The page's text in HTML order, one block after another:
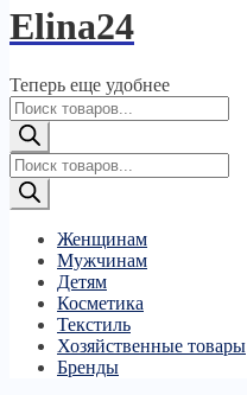
Elina24
Теперь еще удобнее
Поиск
товаров
Поиск
товаров
Женщинам
Мужчинам
Детям
Косметика
Текстиль
Хозяйственные товары
Бренды